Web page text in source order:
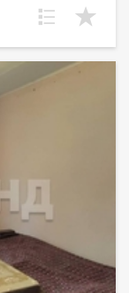
школа,
в туалете и
звонке,